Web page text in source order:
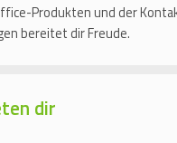
Produkten und der
bereitet dir Freude.
dir